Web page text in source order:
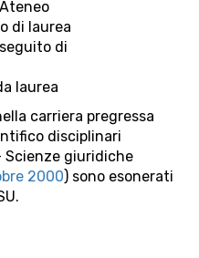
di laurea
di
laurea
carriera pregressa
disciplinari
Scienze giuridiche
2000) sono esonerati